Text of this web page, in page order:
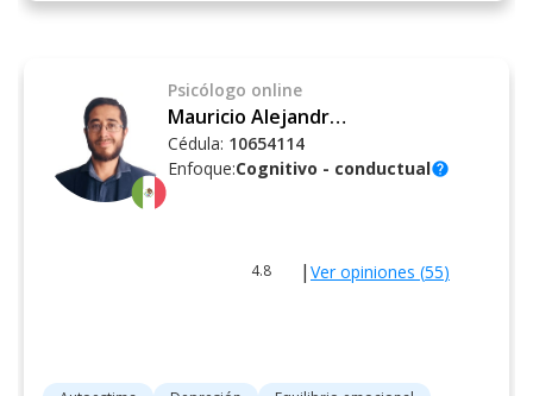
Psicólogo online
Mauricio Alejandro Mondragón Martínez
Cédula: 10654114
Enfoque:Cognitivo - conductualhelp
4.8 | Ver opiniones (55)